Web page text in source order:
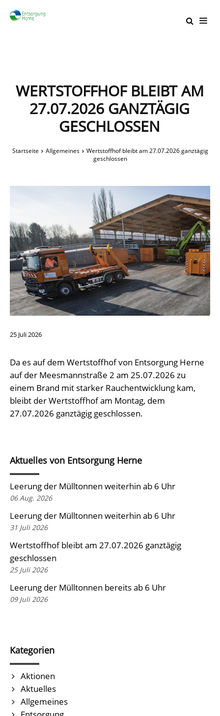
WERTSTOFFHOF BLEIBT AM
27.07.2026 GANZTÄGIG
GESCHLOSSEN
Startseite Allgemeines
Wertstoffhof bleibt am 27.07.2026 ganztägig
geschlossen
25 Juli2026
Da es auf dem Wertstoffhof von Entsorgung Herne
auf der Meesmannstraße 2 am 25.07.2026 zu
einem Brand mit starker Rauchentwicklung kam,
bleibt der Wertstoffhof am Montag, dem
27.07.2026 ganztägig geschlossen.
Aktuelles von Entsorgung Herne
Leerung der Mülltonnen weiterhin ab 6 Uhr
06 Aug. 2026
Leerung der Mülltonnen weiterhin ab 6 Uhr
31 Juli 2026
Wertstoffhof bleibt am 27.07.2026 ganztägig
geschlossen
25 Juli 2026
Leerung der Mülltonnen bereits ab 6 Uhr
09 Juli 2026
Kategorien
Aktionen
Aktuelles
Allgemeines